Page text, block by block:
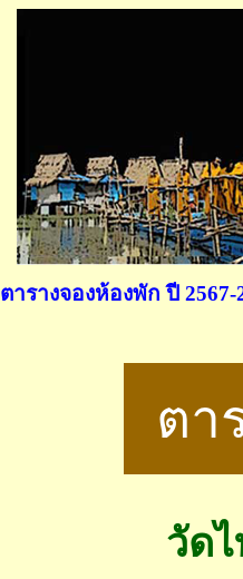
ตารางจองห้องพัก ปี 2567-
ตา
วัด